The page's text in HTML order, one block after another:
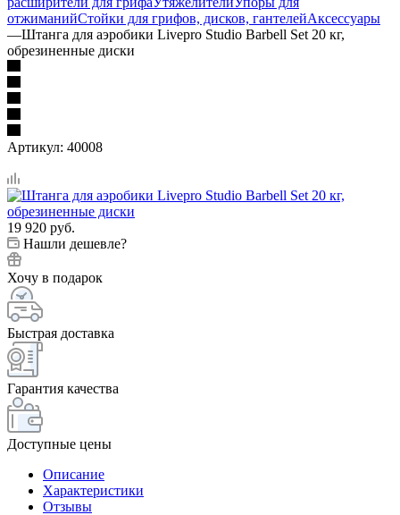
отжиманийСтойки для грифов, дисков, гантелейАксессуары
—Штанга для аэробики Livepro Studio Barbell Set 20 кг,
обрезиненные диски
Артикул: 40008
19 920 руб.
Нашли дешевле?
Хочу в подарок
Быстрая доставка
Гарантия качества
Доступные цены
Описание
Характеристики
Отзывы